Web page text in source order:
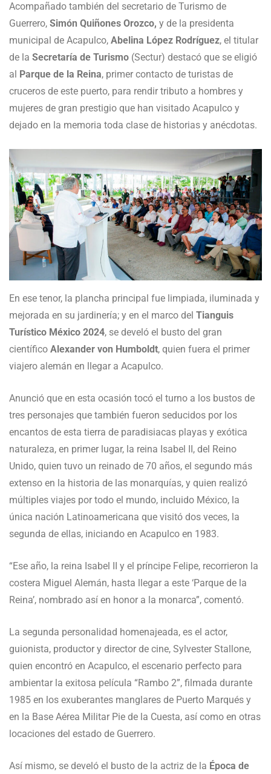
Acompañado también del secretario de Turismo de
Guerrero, Simón Quiñones Orozco, y de la presidenta
municipal de Acapulco, Abelina López Rodríguez, el titular
de la Secretaría de Turismo (Sectur) destacó que se eligió
al
Parque de la Reina, primer contacto de turistas de
cruceros de este puerto, para rendir tributo a hombres y
mujeres de gran prestigio que han visitado Acapulco y
dejado en la memoria toda clase de historias y anécdotas.
En ese tenor, la plancha principal fue limpiada, iluminada y
mejorada en su jardinería; y en el marco del Tianguis
Turístico México 2024, se develó el busto del gran
científico Alexander von Humboldt, quien fuera el primer
viajero alemán en llegar a Acapulco.
Anunció que en esta ocasión tocó el turno a los bustos de
tres personajes que también fueron seducidos por los
encantos de esta tierra de paradisiacas playas y exótica
naturaleza, en primer lugar, la reina Isabel II, del Reino
Unido, quien tuvo un reinado de 70 años, el segundo más
extenso en la historia de las monarquías, y quien realizó
múltiples viajes por todo el mundo, incluido México, la
única nación Latinoamericana que visitó dos veces, la
segunda de ellas, iniciando en Acapulco en 1983.
“Ese año, la reina Isabel II y el príncipe Felipe, recorrieron la
costera Miguel Alemán, hasta llegar a este ‘Parque de la
Reina’, nombrado así en honor a la monarca”, comentó.
La segunda personalidad homenajeada, es el actor,
guionista, productor y director de cine, Sylvester Stallone,
quien encontró en Acapulco, el escenario perfecto para
ambientar la exitosa película “Rambo 2”, filmada durante
1985 en los exuberantes manglares de Puerto Marqués y
en la Base Aérea Militar Pie de la Cuesta, así como en otras
locaciones del estado de Guerrero.
Así mismo, se develó el busto de la actriz de la Época de